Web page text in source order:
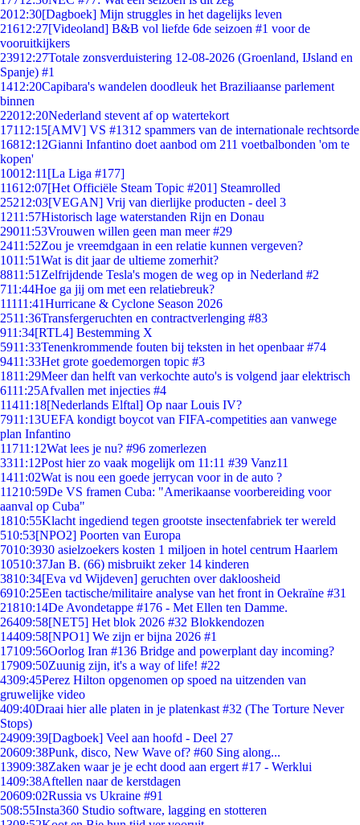
2012:30[Dagboek] Mijn struggles in het dagelijks leven
21612:27[Videoland] B&B vol liefde 6de seizoen #1 voor de
vooruitkijkers
23912:27Totale zonsverduistering 12-08-2026 (Groenland, IJsland en
Spanje) #1
1412:20Capibara's wandelen doodleuk het Braziliaanse parlement
binnen
22012:20Nederland stevent af op watertekort
17112:15[AMV] VS #1312 spammers van de internationale rechtsorde
16812:12Gianni Infantino doet aanbod om 211 voetbalbonden 'om te
kopen'
10012:11 [La Liga #177]
11612:07[Het Officiële Steam Topic #201] Steamrolled
25212:03[VEGAN] Vrij van dierlijke producten - deel 3
1211:57Historisch lage waterstanden Rijn en Donau
29011:53Vrouwen willen geen man meer #29
2411:52Zou je vreemdgaan in een relatie kunnen vergeven?
1011:51Wat is dit jaar de ultieme zomerhit?
8811:51 Zelfrijdende Tesla's mogen de weg op in Nederland #2
711:44Hoe ga jij om met een relatiebreuk?
11111:41Hurricane & Cyclone Season 2026
2511:36Transfergeruchten en contractverlenging #83
911:34[RTL4] Bestemming X
5911:33Tenenkrommende fouten bij teksten in het openbaar #74
9411:33Het grote goedemorgen topic #3
1811:29Meer dan helft van verkochte auto's is volgend jaar elektrisch
6111:25Afvallen met injecties #4
11411:18[Nederlands Elftal] Op naar Louis IV?
7911:13UEFA kondigt boycot van FIFA-competities aan vanwege
plan Infantino
11711:12Wat lees je nu? #96 zomerlezen
3311:12Post hier zo vaak mogelijk om 11:11 #39 Vanz11
1411:02Wat is nou een goede jerrycan voor in de auto ?
11210:59De VS framen Cuba: "Amerikaanse voorbereiding voor
aanval op Cuba"
1810:55Klacht ingediend tegen grootste insectenfabriek ter wereld
510:53[NPO2] Poorten van Europa
7010:3930 asielzoekers kosten 1 miljoen in hotel centrum Haarlem
10510:37Jan B. (66) misbruikt zeker 14 kinderen
3810:34[Eva vd Wijdeven] geruchten over dakloosheid
6910:25Een tactische/militaire analyse van het front in Oekraïne #31
21810:14De Avondetappe #176 - Met Ellen ten Damme.
26409:58[NET5] Het blok 2026 #32 Blokkendozen
14409:58[NPO1] We zijn er bijna 2026 #1
17109:56Oorlog Iran #136 Bridge and powerplant day incoming?
17909:50Zuunig zijn, it's a way of life! #22
4309:45Perez Hilton opgenomen op spoed na uitzenden van
gruwelijke video
409:40Draai hier alle platen in je platenkast #32 (The Torture Never
Stops)
24909:39[Dagboek] Veel aan hoofd - Deel 27
20609:38Punk, disco, New Wave of? #60 Sing along...
13909:38Zaken waar je je echt dood aan ergert #17 - Werklui
1409:38Aftellen naar de kerstdagen
20609:02Russia vs Ukraine #91
508:55Insta360 Studio software, lagging en stotteren